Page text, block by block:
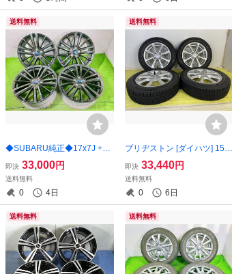
城発 送料無料】MYG-C1747
7
送料無料
◆SUBARU純正◆17x7J +48
5穴 100 中古 アルミホイール
4本【宮城発 送料無料】MYG
-C17065
即決 33,000円
送料無料
0 4日
送料無料
ブリヂストン [ダイハツ] 155/
65R14 14x4.5J +45 4穴 100
★中古 タイヤホイールセッ
ト 4本 スタッドレス 【青森
発 送料無料】AOM-B0965★
冬
即決 33,440円
送料無料
0 6日
送料無料 送料無料